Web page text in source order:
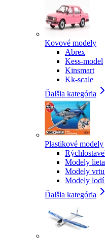
Kovové modely
Abrex
Kess-model
Kinsmart
Kk-scale
Ďalšia kategória
Plastikové modely
Modely
Modely
Modely
Ďalšia kategória